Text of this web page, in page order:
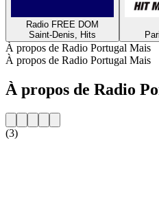
Radio FREE DOM
Saint-Denis, Hits
À propos de Radio Portugal Mais
À propos de Radio Portugal Mais
À propos de Radio
(3)